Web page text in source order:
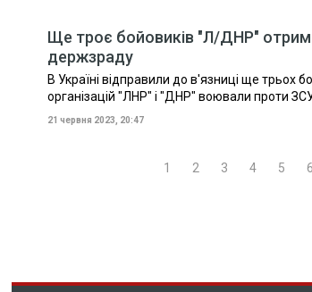
Ще троє бойовиків "Л/ДНР"
держзраду
В Україні відправили до в'язниці ще трьох
організацій "ЛНР" і "ДНР" воювали проти
21 червня 2023, 20:47
1 2 3 4 5 6